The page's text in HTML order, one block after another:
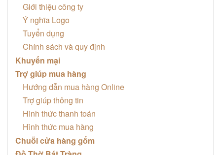
Giới thiệu công ty
Ý nghĩa Logo
Tuyển dụng
Chính sách và quy định
Khuyến mại
Trợ giúp mua hàng
Hướng dẫn mua hàng Online
Trợ giúp thông tin
Hình thức thanh toán
Hình thức mua hàng
Chuỗi cửa hàng gốm